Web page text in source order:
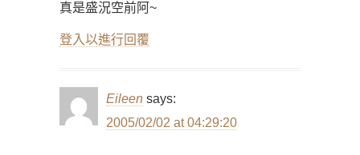
真是盛況空前阿~
登入以進行回覆
Eileen says:
2005/02/02 at 04:29:20